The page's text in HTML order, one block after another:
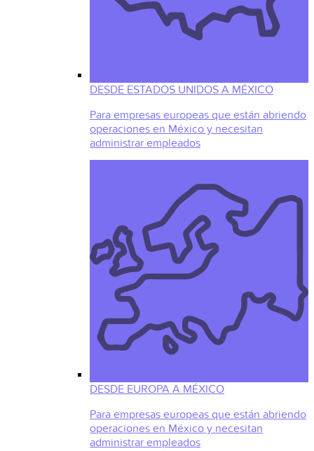
DESDE ESTADOS UNIDOS A MÉXICO
Para empresas europeas que están abriendo
operaciones en México y necesitan
administrar empleados
DESDE EUROPA A MÉXICO
Para empresas europeas que están abriendo
operaciones en México y necesitan
administrar empleados